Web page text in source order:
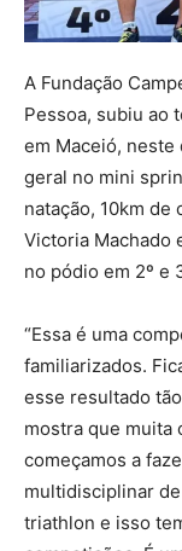
A Fundação
Pessoa, subiu ao
em Maceió, neste
geral no mini
natação, 10km de
Victoria Machado
no pódio em 2º e
“Essa é uma
familiarizados.
esse resultado
mostra que muita
começamos a
multidisciplinar
triathlon e isso